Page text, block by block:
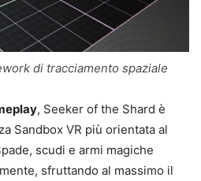
di tracciamento spaziale
, Seeker of the Shard è
Sandbox VR più orientata al
scudi e armi magiche
sfruttando al massimo il